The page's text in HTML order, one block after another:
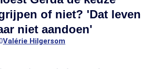
of niet? 'Dat leven
niet aandoen'
Valérie Hilgersom